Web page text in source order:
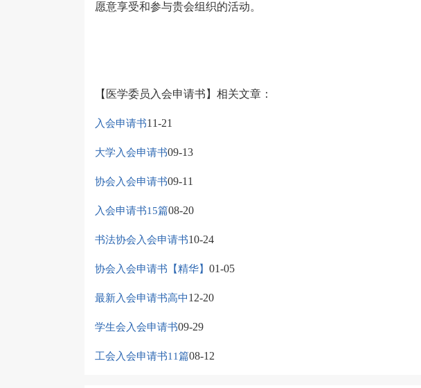
愿意享受和参与贵会组织的活动。
【医学委员入会申请书】相关文章：
入会申请书11-21
大学入会申请书09-13
协会入会申请书09-11
入会申请书15篇08-20
书法协会入会申请书10-24
协会入会申请书【精华】 01-05
最新入会申请书高中12-20
学生会入会申请书09-29
工会入会申请书11篇08-12